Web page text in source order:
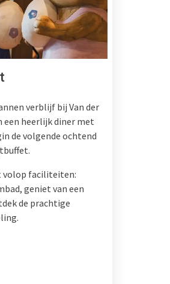
verblijf bij Van der
een heerlijk diner met
de volgende ochtend
volop faciliteiten:
geniet van een
de prachtige